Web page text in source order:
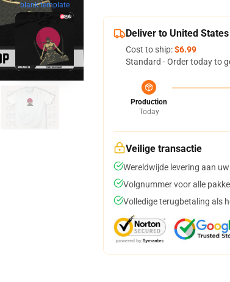
blank template
Deliver to United States
Cost to ship:$6.99
Standard - Order today to
Production
Today
Veilige transactie
Wereldwijde levering aan
Volgnummer voor alle
Volledige terugbetaling als